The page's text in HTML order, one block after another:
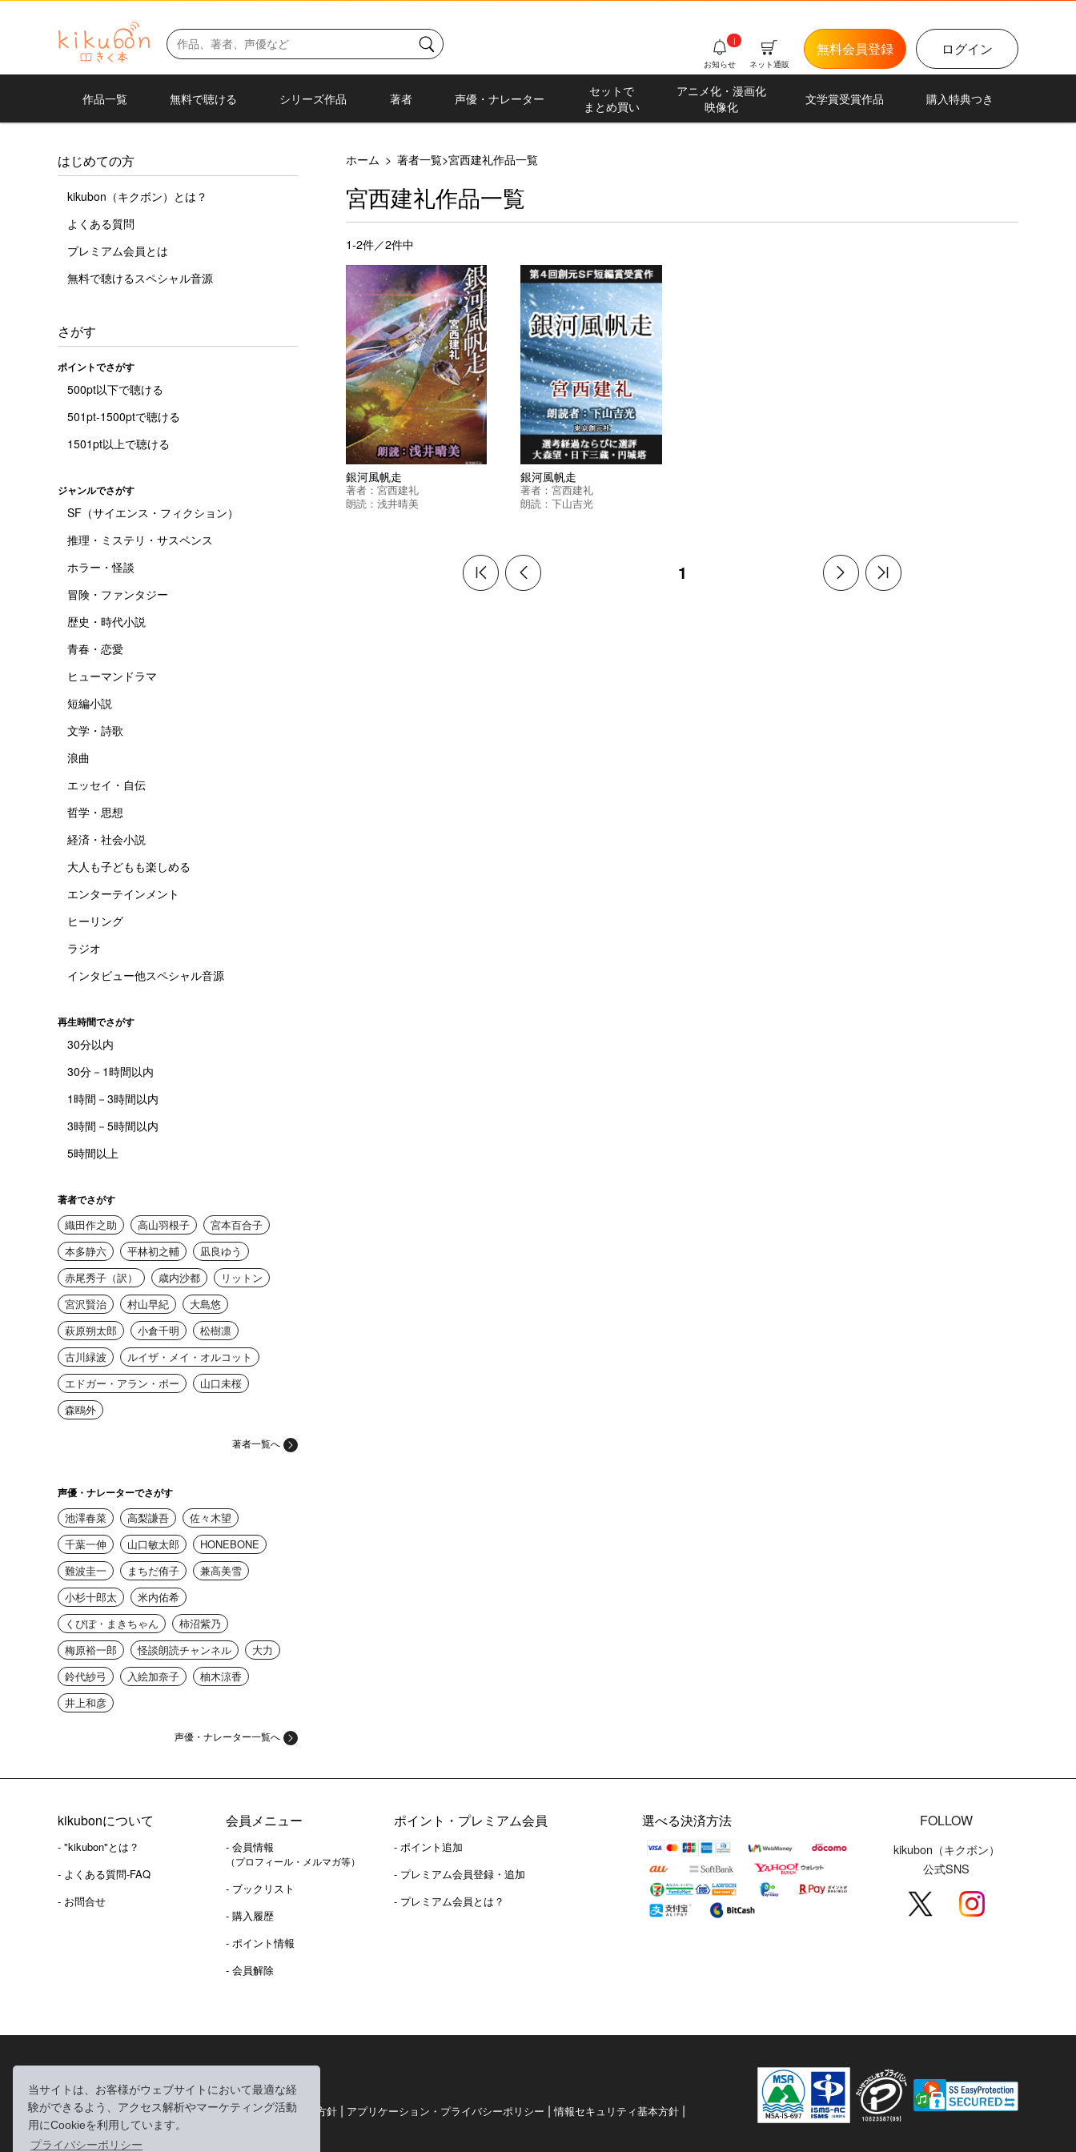
当サイトは、お客様がウェブサイトにおいて最適な経
験ができるよう、アクセス解析やマーケティング活動
用にCookieを利用しています。
プライバシーポリシー
ログイン
無料会員登録
ネット通販
お知らせ
i
作品一覧 無料で聴ける シリーズ作品 著者 声優・ナレーター
セットで
まとめ買い
アニメ化・漫画化
映像化
文学賞受賞作品 購入特典つき
はじめての方
kikubon（キクボン）とは？
よくある質問
プレミアム会員とは
無料で聴けるスペシャル音源
さがす
ポイントでさがす
500pt以下で聴ける
501pt-1500ptで聴ける
1501pt以上で聴ける
ジャンルでさがす
SF（サイエンス・フィクション）
推理・ミステリ・サスペンス
ホラー・怪談
冒険・ファンタジー
歴史・時代小説
青春・恋愛
ヒューマンドラマ
短編小説
文学・詩歌
浪曲
エッセイ・自伝
哲学・思想
経済・社会小説
大人も子どもも楽しめる
エンターテインメント
ヒーリング
ラジオ
インタビュー他スペシャル音源
再生時間でさがす
30分以内
30分－1時間以内
1時間－3時間以内
3時間－5時間以内
5時間以上
著者でさがす
織田作之助 高山羽根子
宮本百合子
本多静六
平林初之輔
凪良ゆう
赤尾秀子（訳）
歳内沙都
リットン
宮沢賢治
村山早紀
大島悠
萩原朔太郎
小倉千明
松樹凛
古川緑波
ルイザ・メイ・オルコット
エドガー・アラン・ポー
山口未桜
森鴎外
著者一覧へ
声優・ナレーターでさがす
池澤春菜 高梨謙吾
佐々木望
千葉一伸
山口敏太郎
HONEBONE
難波圭一
まちだ侑子
兼高美雪
小杉十郎太
米内佑希
くぴぽ・まきちゃん
柿沼紫乃
梅原裕一郎
怪談朗読チャンネル
大力
鈴代紗弓
入絵加奈子
柚木涼香
井上和彦
声優・ナレーター一覧へ
ホーム > 著者一覧>宮西建礼作品一覧
宮西建礼作品一覧
1-2件／2件中
銀河風帆走
著者： 宮西建礼
朗読： 浅井晴美
銀河風帆走
著者：宮西建礼
朗読：下山吉光
1
kikubonについて
- "kikubon"とは？
- よくある質問-FAQ
- お問合せ
会員メニュー
- 会員情報
（プロフィール・メルマガ等）
- ブックリスト
- 購入履歴
- ポイント情報
- 会員解除
ポイント・プレミアム会員
- ポイント追加
- プレミアム会員登録・追加
- プレミアム会員とは？
FOLLOW
kikubon（キクボン）
公式SNS
選べる決済方法
利用規約|個人情報の取り扱いについて| 個人情報保護方針 | アプリケーション・プライバシーポリシー |情報セキュリティ基本方針 |
特定商取引法に基づく表記